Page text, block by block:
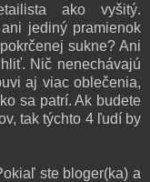
ako vyšitý.
jediný pramienok
sukne? Ani
Nič nenechávajú
aj viac oblečenia,
sa patrí. Ak budete
tak týchto 4 ľudí by
ste bloger(ka) a